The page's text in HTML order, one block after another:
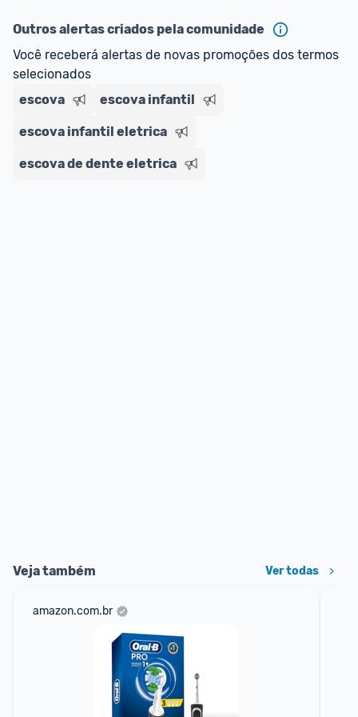
Outros alertas criados pela comunidade
Você receberá alertas de novas promoções dos termos
selecionados
escova
escova infantil
escova infantil eletrica
escova de dente eletrica
Veja também Ver todas
amazon.com.br